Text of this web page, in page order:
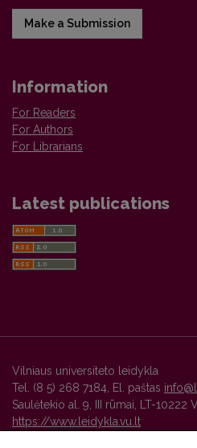
Make a Submission
Information
For Readers
For Authors
For Librarians
Latest publications
Vilniaus universiteto leidykla
Tel. (8 5) 268 7184, El. paštas
Saulėtekio al. 9, III rūmai, LT-10222
https://www.leidykla.vu.lt